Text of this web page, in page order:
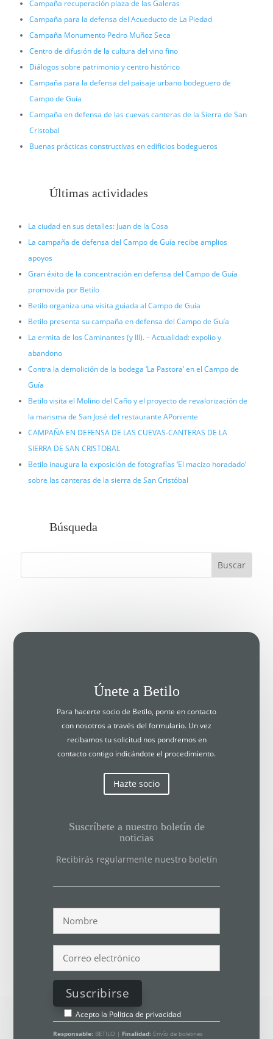
Campaña recuperación plaza de las Galeras
Campaña para la defensa del Acueducto de La Piedad
Campaña Monumento Pedro Muñoz Seca
Centro de difusión de la cultura del vino fino
Diálogos sobre patrimonio y centro histórico
Campaña para la defensa del paisaje urbano bodeguero de
Campo de Guía
Campaña en defensa de las cuevas canteras de la Sierra de San
Cristobal
Buenas prácticas constructivas en edificios bodegueros
Últimas actividades
La ciudad en sus detalles: Juan de la Cosa
La campaña de defensa del Campo de Guía recibe amplios
apoyos
Gran éxito de la concentración en defensa del Campo de Guía
promovida por Betilo
Betilo organiza una visita guiada al Campo de Guía
Betilo presenta su campaña en defensa del Campo de Guía
La ermita de los Caminantes (y III). – Actualidad: expolio y
abandono
Contra la demolición de la bodega ‘La Pastora’ en el Campo de
Guía
Betilo visita el Molino del Caño y el proyecto de revalorización de
la marisma de San José del restaurante APoniente
CAMPAÑA EN DEFENSA DE LAS CUEVAS-CANTERAS DE LA
SIERRA DE SAN CRISTOBAL
Betilo inaugura la exposición de fotografías ‘El macizo horadado’
sobre las canteras de la sierra de San Cristóbal
Búsqueda
Únete a Betilo
Para hacerte socio de Betilo, ponte en contacto
con nosotros a través del formulario. Un vez
recibamos tu solicitud nos pondremos en
contacto contigo indicándote el procedimiento.
Hazte socio
Suscríbete a nuestro boletín de
noticias
Recibirás regularmente nuestro boletín
Acepto la Política de privacidad
Responsable: BETILO | Finalidad: Envío de boletines